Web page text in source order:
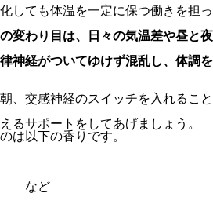
しても体温を一定に保つ働きを担っ
変わり目は、日々の気温差や昼と夜
神経がついてゆけず混乱し、体調を
、交感神経のスイッチを入れること
るサポートをしてあげましょう。
は以下の香りです。
ど